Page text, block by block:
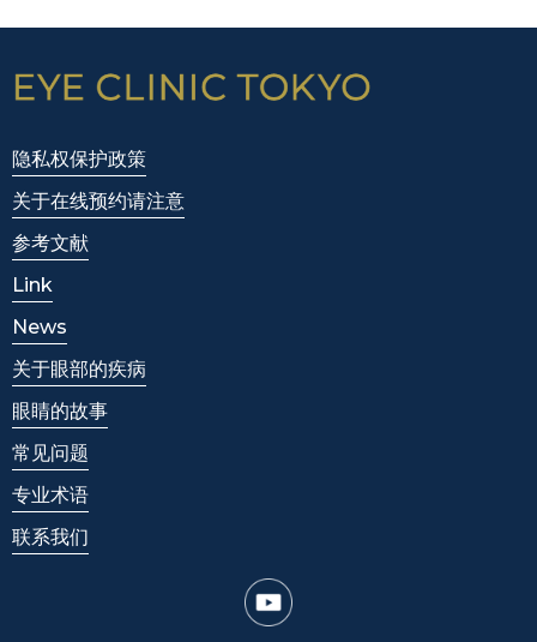
隐私权保护政策
关于在线预约请注意
参考文献
Link
News
关于眼部的疾病
眼睛的故事
常见问题
专业术语
联系我们